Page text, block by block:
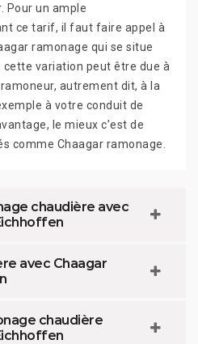
Pour un ample
ce tarif, il faut faire appel à
ramonage qui se situe
cette variation peut être due à
autrement dit, à la
à votre conduit de
le mieux c’est de
comme Chaagar ramonage.
chaudière avec
avec Chaagar
chaudière